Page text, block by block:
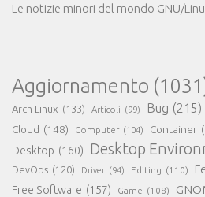
Le notizie minori del mondo GNU/
Aggiornamento
Arch Linux (133) Articoli (99) Bug (215)
Cloud (148) Computer (104) Container
Desktop (160) Desktop
DevOps (120) Driver (94) Editing (110)
Free Software (157) Game (108)